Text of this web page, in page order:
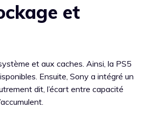
et
et aux caches. Ainsi, la PS5
Ensuite, Sony a intégré un
dit, l’écart entre capacité